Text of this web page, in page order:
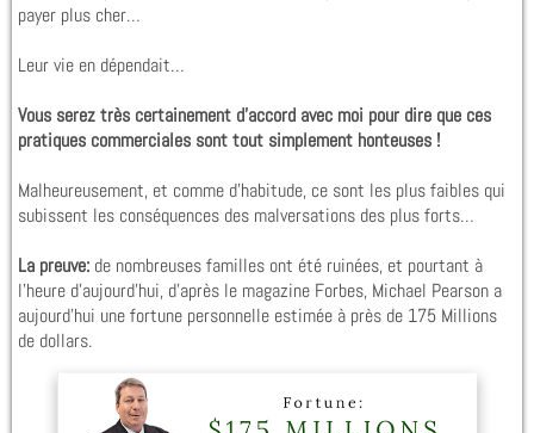
payer plus cher…
Leur vie en dépendait…
Vous serez très certainement d’accord avec moi pour dire que ces
pratiques commerciales sont tout simplement honteuses !
Malheureusement, et comme d’habitude, ce sont les plus faibles qui
subissent les conséquences des malversations des plus forts…
La preuve: de nombreuses familles ont été ruinées, et pourtant à
l’heure d’aujourd’hui, d’après le magazine Forbes, Michael Pearson a
aujourd’hui une fortune personnelle estimée à près de 175 Millions
de dollars.